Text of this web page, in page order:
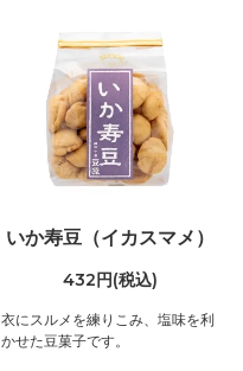
いか寿豆（イカスマメ）
432円(税込)
衣にスルメを練りこみ、塩味を利
かせた豆菓子です。